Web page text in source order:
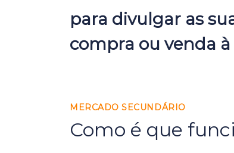
para divulgar as
compra ou venda
MERCADO SECUNDÁRIO
Como é que